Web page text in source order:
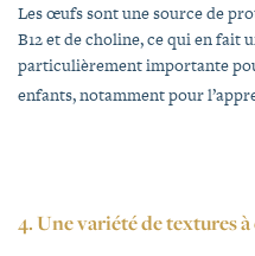
Les œufs sont une source de
B12 et de choline, ce qui en
particulièrement importante
enfants, notamment pour
4.Une variété de textures